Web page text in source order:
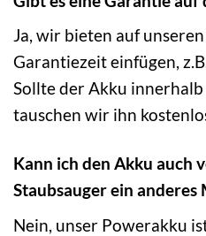
Ja, wir bieten auf
Garantiezeit einfügen,
Sollte der Akku
tauschen wir ihn
Kann ich den Akku auch
Staubsauger ein anderes
Nein, unser Powerakku